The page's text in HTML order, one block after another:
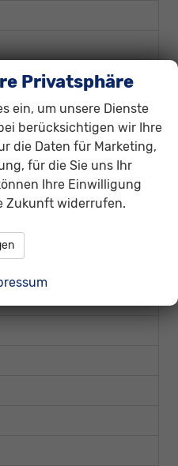
Privatsphäre
ein, um unsere Dienste
berücksichtigen wir Ihre
die Daten für Marketing,
für die Sie uns Ihr
Ihre Einwilligung
Zukunft widerrufen.